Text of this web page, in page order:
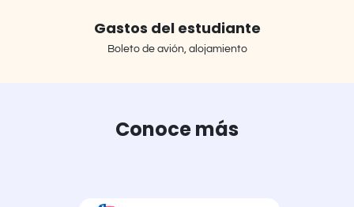
Gastos del estudiante
Boleto de avión, alojamiento
Conoce más